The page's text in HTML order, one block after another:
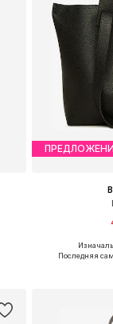
Последняя